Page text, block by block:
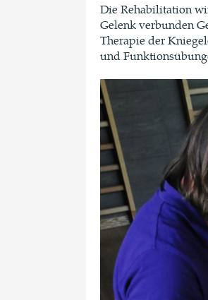
Die Rehabilitation
Gelenk verbunden
Therapie der
und